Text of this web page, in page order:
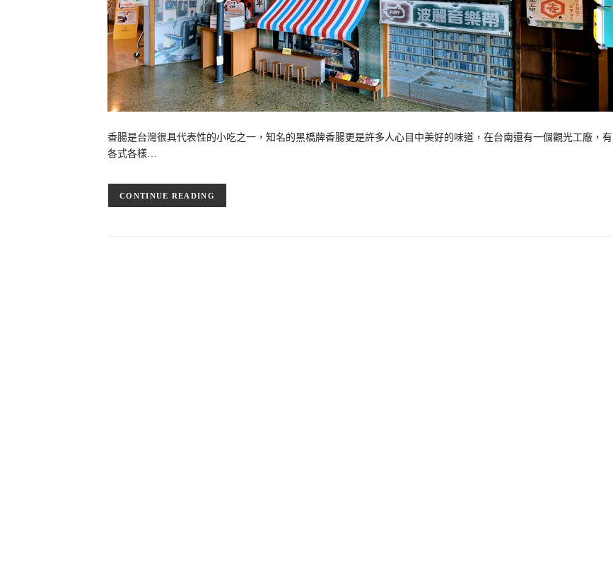
香腸是台灣很具代表性的小吃之一，知名的黑橋牌香腸更是許多人心目中美好的味道，在台南還有一個觀光工廠，有
各式各樣…
CONTINUE READING